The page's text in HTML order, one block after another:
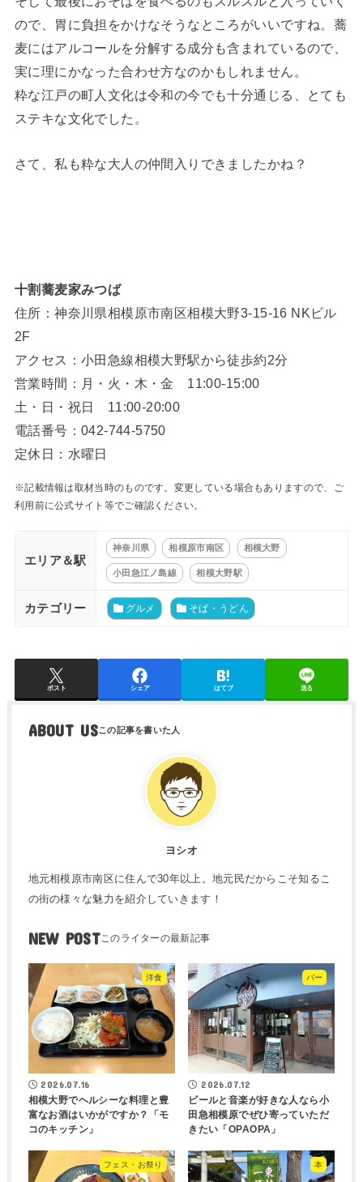
ので、胃に負担をかけなそうなところがいいですね。蕎
麦にはアルコールを分解する成分も含まれているので、
実に理にかなった合わせ方なのかもしれません。
粋な江戸の町人文化は令和の今でも十分通じる、とても
ステキな文化でした。
さて、私も粋な大人の仲間入りできましたかね？
十割蕎麦家みつば
住所：神奈川県相模原市南区相模大野3-15-16 NKビル
2F
アクセス：小田急線相模大野駅から徒歩約2分
営業時間：月・火・木・金 11:00-15:00
土・日・祝日 11:00-20:00
電話番号：042-744-5750
定休日：水曜日
※記載情報は取材当時のものです。変更している場合もありますので、ご
利用前に公式サイト等でご確認ください。
エリア＆駅
神奈川県 相模原市南区 相模大野
小田急江ノ島線 相模大野駅
カテゴリー グルメ そば・うどん
ポスト シェア はてブ 送る
ABOUT US
ヨシオ
地元相模原市南区に住んで30年以上。地元民だからこそ知るこ
の街の様々な魅力を紹介していきます！
NEW POST
洋食
2026.07.16
相模大野でヘルシーな料理と豊
富なお酒はいかがですか？「モ
コのキッチン」
バー
2026.07.12
ビールと音楽が好きな人なら小
田急相模原でぜひ寄っていただ
きたい「OPAOPA」
フェス・お祭り 本